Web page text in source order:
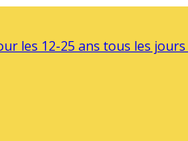
les 12-25 ans tous les jours